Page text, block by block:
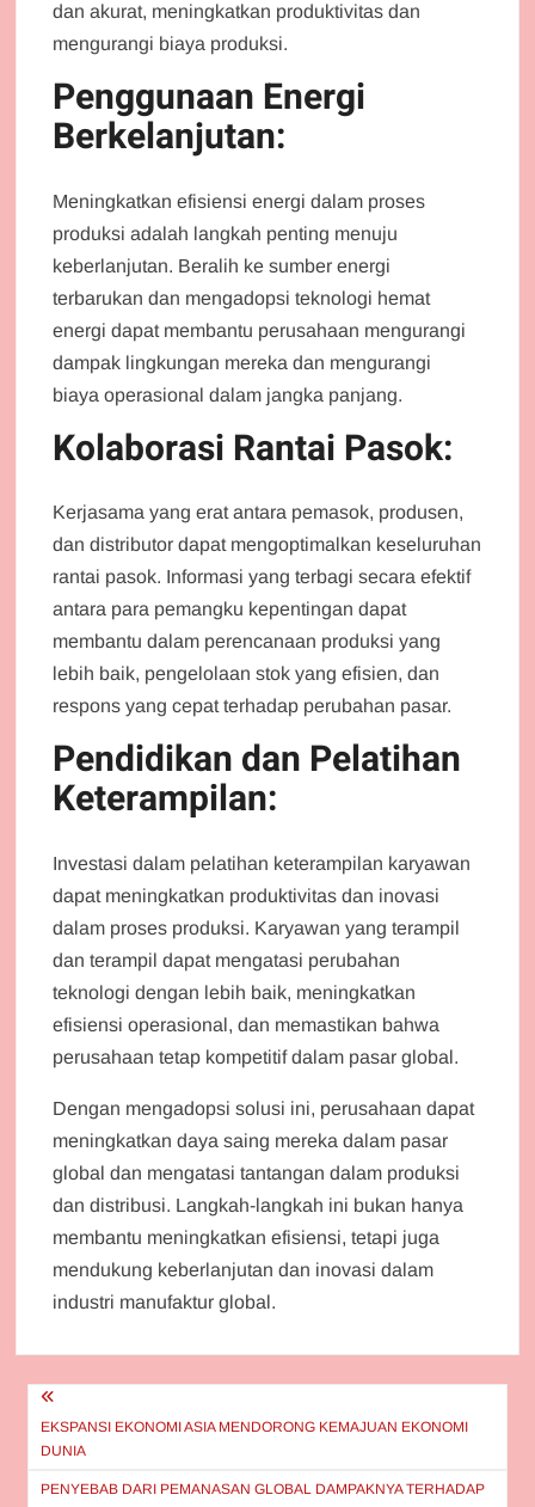
dan akurat, meningkatkan produktivitas dan
mengurangi biaya produksi.
Penggunaan Energi
Berkelanjutan:
Meningkatkan efisiensi energi dalam proses
produksi adalah langkah penting menuju
keberlanjutan. Beralih ke sumber energi
terbarukan dan mengadopsi teknologi hemat
energi dapat membantu perusahaan mengurangi
dampak lingkungan mereka dan mengurangi
biaya operasional dalam jangka panjang.
Kolaborasi Rantai Pasok:
Kerjasama yang erat antara pemasok, produsen,
dan distributor dapat mengoptimalkan keseluruhan
rantai pasok. Informasi yang terbagi secara efektif
antara para pemangku kepentingan dapat
membantu dalam perencanaan produksi yang
lebih baik, pengelolaan stok yang efisien, dan
respons yang cepat terhadap perubahan pasar.
Pendidikan dan Pelatihan
Keterampilan:
Investasi dalam pelatihan keterampilan karyawan
dapat meningkatkan produktivitas dan inovasi
dalam proses produksi. Karyawan yang terampil
dan terampil dapat mengatasi perubahan
teknologi dengan lebih baik, meningkatkan
efisiensi operasional, dan memastikan bahwa
perusahaan tetap kompetitif dalam pasar global.
Dengan mengadopsi solusi ini, perusahaan dapat
meningkatkan daya saing mereka dalam pasar
global dan mengatasi tantangan dalam produksi
dan distribusi. Langkah-langkah ini bukan hanya
membantu meningkatkan efisiensi, tetapi juga
mendukung keberlanjutan dan inovasi dalam
industri manufaktur global.
Post
navigation
EKSPANSI EKONOMI ASIA MENDORONG KEMAJUAN EKONOMI
DUNIA
PENYEBAB DARI PEMANASAN GLOBAL DAMPAKNYA TERHADAP